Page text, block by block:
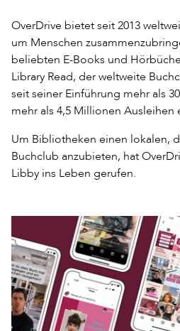
OverDrive bietet seit 2013
um Menschen
beliebten E-Books und
Library Read, der weltweite
seit seiner Einführung mehr als
mehr als 4,5 Millionen Ausleihen
Um Bibliotheken einen lokalen,
Buchclub anzubieten, hat
Libby ins Leben gerufen.